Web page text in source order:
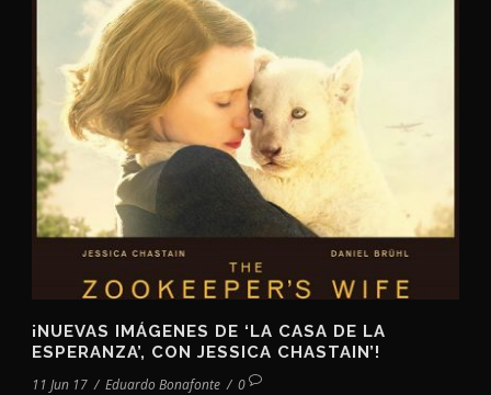
¡NUEVAS IMÁGENES DE ‘LA CASA DE LA
ESPERANZA’, CON JESSICA CHASTAIN’!
11 Jun 17 / Eduardo Bonafonte / 0